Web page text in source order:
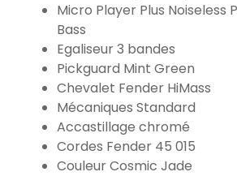
Micro Player Plus Noiseless
Bass
Egaliseur 3 bandes
Pickguard Mint Green
Chevalet Fender HiMass
Mécaniques Standard
Accastillage chromé
Cordes Fender 45 015
Couleur Cosmic Jade